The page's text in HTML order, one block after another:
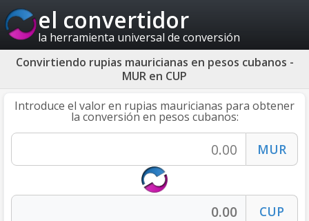
el convertidor
la herramienta universal de conversión
Convirtiendo rupias mauricianas en pesos cubanos -
MUR en CUP
Introduce el valor en rupias mauricianas para obtener
la conversión en pesos cubanos: